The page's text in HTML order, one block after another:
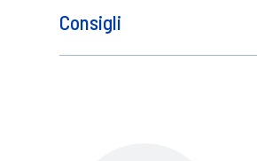
Consigli
Applicare uno strato